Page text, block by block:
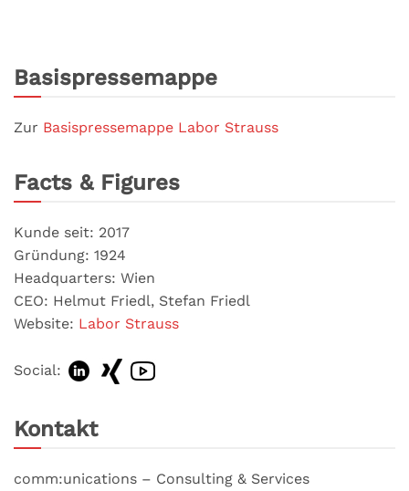
Basispressemappe
Zur Basispressemappe Labor Strauss
Facts & Figures
Kunde seit: 2017
Gründung: 1924
Headquarters: Wien
CEO: Helmut Friedl, Stefan Friedl
Website: Labor Strauss
Social:
Kontakt
comm:unications – Consulting & Services